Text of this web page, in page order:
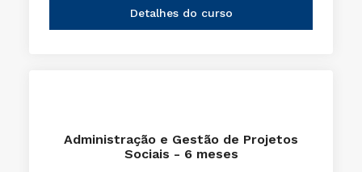
Detalhes do curso
Administração e Gestão de Projetos
Sociais - 6 meses